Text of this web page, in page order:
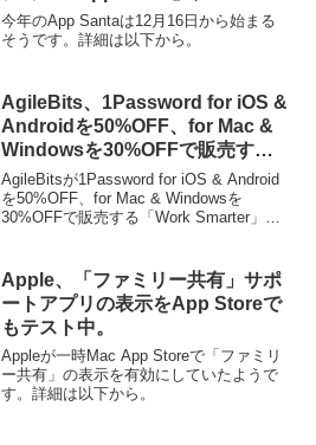
は12月16日から開催。
今年のApp Santaは12月16日から始まる
そうです。詳細は以下から。
AgileBits、1Password for iOS &
Androidを50%OFF、for Mac &
Windowsを30%OFFで販売する
「Work Smarter」セールを開
催。
AgileBitsが1Password for iOS & Android
を50%OFF、for Mac & Windowsを
30%OFFで販売する「Work Smarter」セ
Apple、「ファミリー共有」サポ
ートアプリの表示をApp Storeで
もテスト中。
Appleが一時Mac App Storeで「ファミリ
ー共有」の表示を有効にしていたようで
す。詳細は以下から。